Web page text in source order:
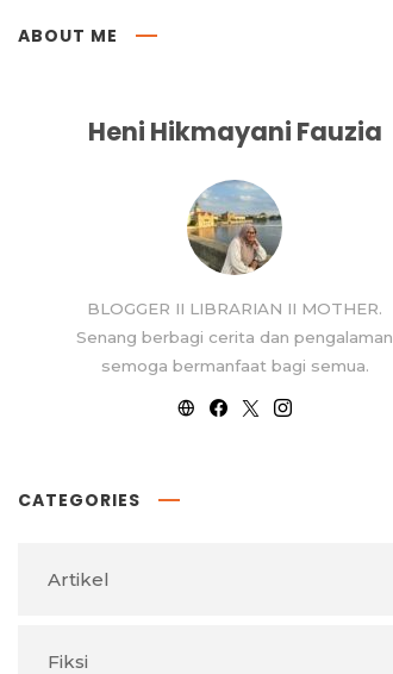
ABOUT ME
Heni Hikmayani Fauzia
BLOGGER II LIBRARIAN II MOTHER.
Senang berbagi cerita dan pengalaman
semoga bermanfaat bagi semua.
CATEGORIES
Artikel
Fiksi